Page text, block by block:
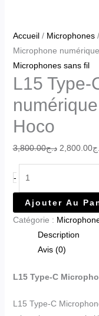
Accueil/ Microphones/
Microphone
Microphones sans fil
L15 Type-
Hoco
د.ج3,800.00 2,800.00
-
Ajouter Au
Catégorie :
Description
Avis (0)
L15 Type-C
L15 Type-C